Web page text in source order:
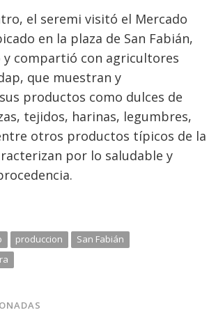
el seremi visitó el Mercado
en la plaza de San Fabián,
y compartió con agricultores
que muestran y
productos como dulces de
tejidos, harinas, legumbres,
otros productos típicos de la
por lo saludable y
produccion
San Fabián